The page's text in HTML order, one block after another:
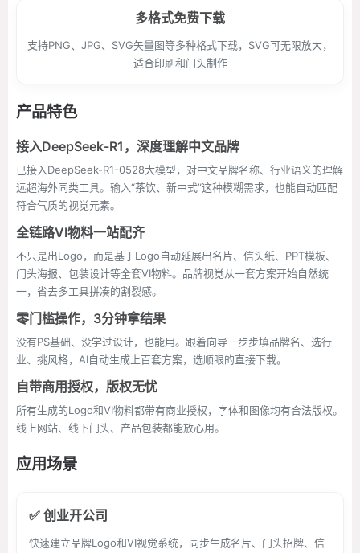
多格式免费下载
支持PNG、JPG、SVG矢量图等多种格式下载，SVG可无限放大，
适合印刷和门头制作
产品特色
接入DeepSeek-R1，深度理解中文品牌
已接入DeepSeek-R1-0528大模型，对中文品牌名称、行业语义的理解
远超海外同类工具。输入“茶饮、新中式”这种模糊需求，也能自动匹配
符合气质的视觉元素。
全链路VI物料一站配齐
不只是出Logo，而是基于Logo自动延展出名片、信头纸、PPT模板、
门头海报、包装设计等全套VI物料。品牌视觉从一套方案开始自然统
一，省去多工具拼凑的割裂感。
零门槛操作，3分钟拿结果
没有PS基础、没学过设计，也能用。跟着向导一步步填品牌名、选行
业、挑风格，AI自动生成上百套方案，选顺眼的直接下载。
自带商用授权，版权无忧
所有生成的Logo和VI物料都带有商业授权，字体和图像均有合法版权。
线上网站、线下门头、产品包装都能放心用。
应用场景
✅ 创业开公司
快速建立品牌Logo和VI视觉系统，同步生成名片、门头招牌、信